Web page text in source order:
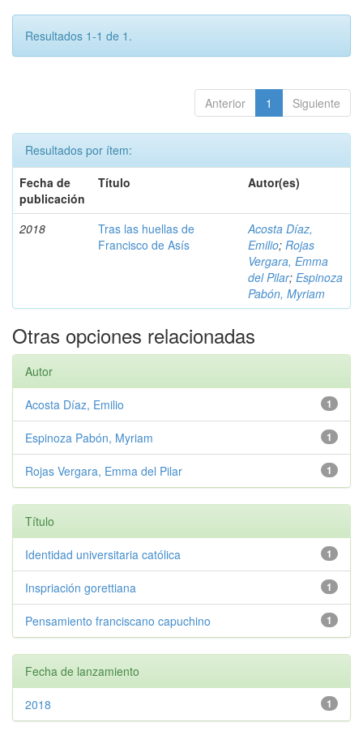
Resultados 1-1 de 1.
Anterior 1 Siguiente
Resultados por ítem:
Fecha de
publicación
Título Autor(es)
2018
Tras las huellas de
Francisco de Asís
Acosta Díaz,
Emilio; Rojas
Vergara, Emma
del Pilar; Espinoza
Pabón, Myriam
Otras opciones relacionadas
Autor
1
Acosta Díaz, Emilio
1
Espinoza Pabón, Myriam
1
Rojas Vergara, Emma del Pilar
Título
1
Identidad universitaria católica
1
Inspriación gorettiana
1
Pensamiento franciscano capuchino
Fecha de lanzamiento
1
2018